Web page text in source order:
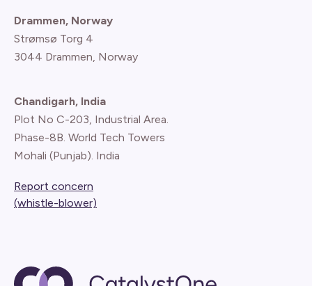
Drammen, Norway
Strømsø Torg 4
3044 Drammen, Norway
Chandigarh, India
Plot No C-203, Industrial Area.
Phase-8B. World Tech Towers
Mohali (Punjab). India
Report concern
(whistle-blower)